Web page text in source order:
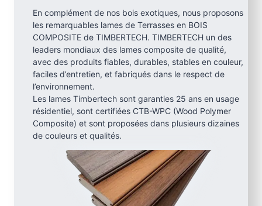
a
n
m
a
k
,
C
s
t
e
En complément de nos bois exotiques, nous proposons
les remarquables lames de Terrasses en BOIS
COMPOSITE de TIMBERTECH. TIMBERTECH un des
leaders mondiaux des lames composite de qualité,
avec des produits fiables, durables, stables en couleur,
faciles d’entretien, et fabriqués dans le respect de
l’environnement.
Les lames Timbertech sont garanties 25 ans en usage
résidentiel, sont certifiées CTB-WPC (Wood Polymer
Composite) et sont proposées dans plusieurs dizaines
de couleurs et qualités.